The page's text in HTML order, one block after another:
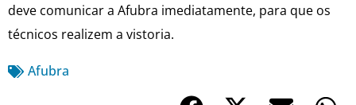
deve comunicar a Afubra imediatamente, para que os
técnicos realizem a vistoria.
Afubra